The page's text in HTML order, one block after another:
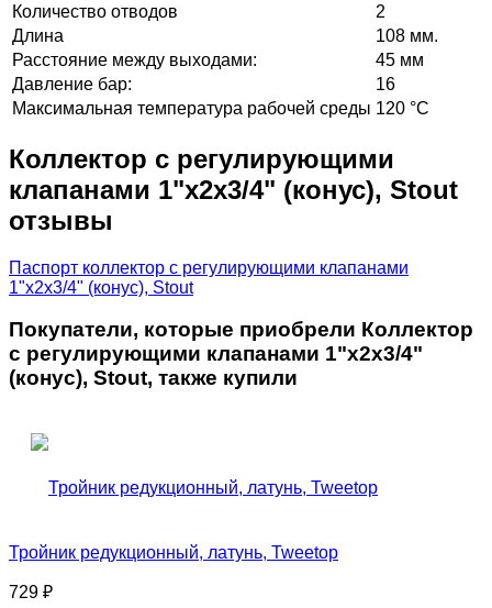
Количество отводов
2
Длина
108 мм.
Расстояние между выходами:
45 мм
Давление бар:
16
Максимальная температура рабочей среды 120 °C
Коллектор с регулирующими
клапанами 1"х2х3/4" (конус), Stout
отзывы
Паспорт коллектор с регулирующими клапанами
1"х2х3/4" (конус), Stout
Покупатели, которые приобрели Коллектор
с регулирующими клапанами 1"х2х3/4"
(конус), Stout, также купили
Тройник редукционный, латунь, Tweetop
729 ₽